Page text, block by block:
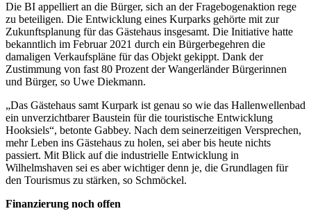
Die BI appelliert an die Bürger, sich an der Fragebogenaktion rege
zu beteiligen. Die Entwicklung eines Kurparks gehörte mit zur
Zukunftsplanung für das Gästehaus insgesamt. Die Initiative hatte
bekanntlich im Februar 2021 durch ein Bürgerbegehren die
damaligen Verkaufspläne für das Objekt gekippt. Dank der
Zustimmung von fast 80 Prozent der Wangerländer Bürgerinnen
und Bürger, so Uwe Diekmann.
„Das Gästehaus samt Kurpark ist genau so wie das Hallenwellenbad
ein unverzichtbarer Baustein für die touristische Entwicklung
Hooksiels“, betonte Gabbey. Nach dem seinerzeitigen Versprechen,
mehr Leben ins Gästehaus zu holen, sei aber bis heute nichts
passiert. Mit Blick auf die industrielle Entwicklung in
Wilhelmshaven sei es aber wichtiger denn je, die Grundlagen für
den Tourismus zu stärken, so Schmöckel.
Finanzierung noch offen